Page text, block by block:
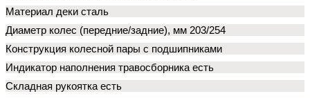
Материал деки сталь
Диаметр колес (передние/задние), мм 203/254
Конструкция колесной пары с подшипниками
Индикатор наполнения травосборника есть
Складная рукоятка есть